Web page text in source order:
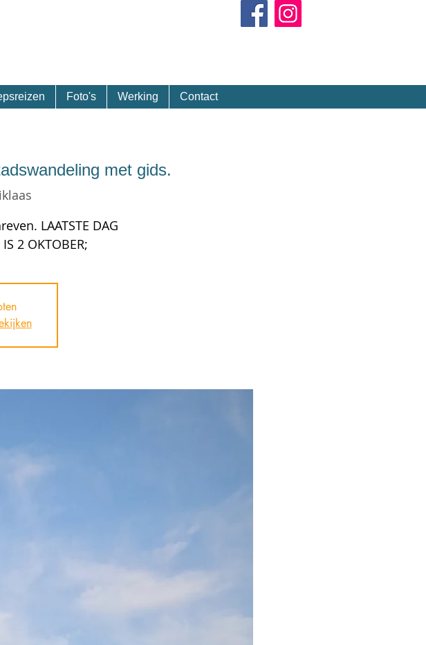
Foto's Werking Contact
met gids.
LAATSTE DAG
2 OKTOBER;